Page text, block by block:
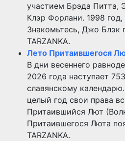
участием Брэда Питта,
Клэр Форлани. 1998
Знакомьтесь, Джо Блэк
TARZANKA.
Лето Притаившегося
В дни весеннего
2026 года наступает
славянскому
целый год свои права
Притаившийся Лют
Притаившегося Люта
TARZANKA.